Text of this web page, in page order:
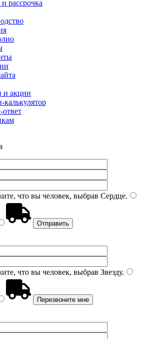
рассрочка
и акции
что вы человек, выбрав Сердце.
что вы человек, выбрав Звезду.